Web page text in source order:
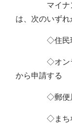
マイナンバ
は、次のいずれ
◇住民環境
◇オンライ
から申請する
◇郵便局
◇まちなか